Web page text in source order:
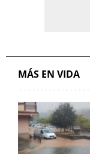
MÁS EN VIDA